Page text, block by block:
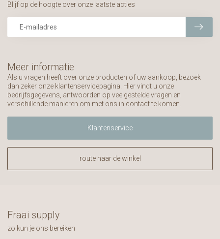
Meer informatie
Als u vragen heeft over onze producten of uw aankoop, bezoek
dan zeker onze klantenservicepagina. Hier vindt u onze
bedrijfsgegevens, antwoorden op veelgestelde vragen en
verschillende manieren om met ons in contact te komen.
Klantenservice
route naar de winkel
Blijf op de hoogte over onze laatste acties
Fraai supply
zo kun je ons bereiken